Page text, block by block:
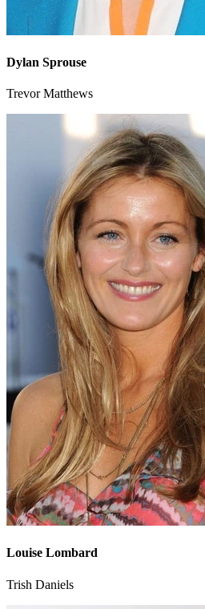
Dylan Sprouse
Trevor Matthews
Louise Lombard
Trish Daniels